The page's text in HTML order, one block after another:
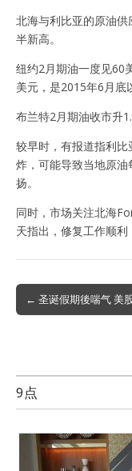
北海与利比亚的原油
半新高。
纽约2月期油一度见60
美元，是2015年6月底
布兰特2月期油收市升
较早时，有报道指利
炸，可能导致当地原
扬。
同时，市场关注北海
天指出，修复工作顺利
Post
navigation
← 圣诞假期後喘气 美
9点